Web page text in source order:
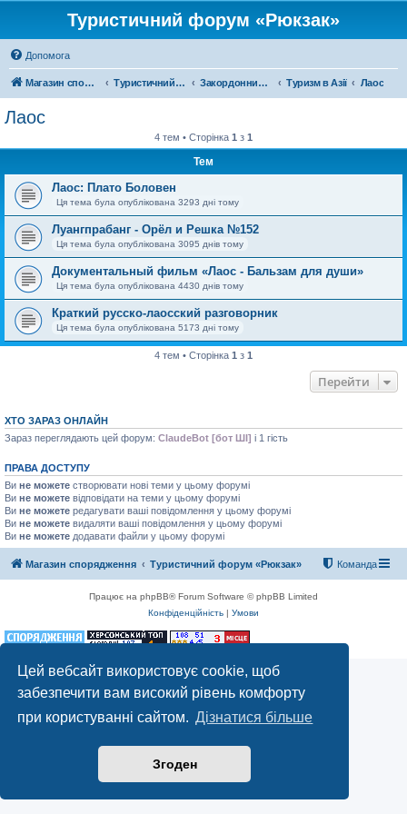
Цей вебсайт використовує cookie, щоб
забезпечити вам високий рівень комфорту
при користуванні сайтом. Дізнатися більше
Згоден
Туристичний форум «Рюкзак»
Допомога
Магазин спорядження Туристичний форум «Рюкзак» Закордонний туризм Туризм в Азії Лаос
Лаос
4 тем • Сторінка 1 з 1
Тем
Лаос: Плато Боловен
Ця тема була опублікована 3293 дні тому
Луангпрабанг - Орёл и Решка №152
Ця тема була опублікована 3095 днів тому
Документальный фильм «Лаос - Бальзам для души»
Ця тема була опублікована 4430 днів тому
Краткий русско-лаосский разговорник
Ця тема була опублікована 5173 дні тому
4 тем • Сторінка 1 з 1
Перейти
ХТО ЗАРАЗ ОНЛАЙН
Зараз переглядають цей форум: ClaudeBot [бот ШІ] і 1 гість
ПРАВА ДОСТУПУ
Ви не можете створювати нові теми у цьому форумі
Ви не можете відповідати на теми у цьому форумі
Ви не можете редагувати ваші повідомлення у цьому форумі
Ви не можете видаляти ваші повідомлення у цьому форумі
Ви не можете додавати файли у цьому форумі
Магазин спорядження Туристичний форум «Рюкзак» Команда
Працює на phpBB® Forum Software © phpBB Limited
Конфіденційність | Умови